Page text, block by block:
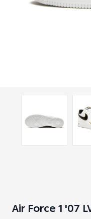
Air Force 1 '07